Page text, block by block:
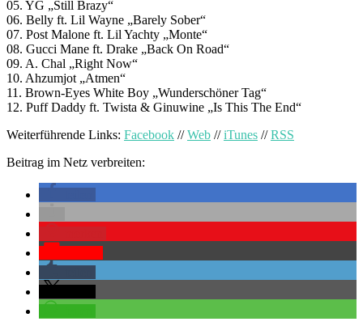
05. YG „Still Brazy“
06. Belly ft. Lil Wayne „Barely Sober“
07. Post Malone ft. Lil Yachty „Monte“
08. Gucci Mane ft. Drake „Back On Road“
09. A. Chal „Right Now“
10. Ahzumjot „Atmen“
11. Brown-Eyes White Boy „Wunderschöner Tag“
12. Puff Daddy ft. Twista & Ginuwine „Is This The End“
Weiterführende Links: Facebook //Web //iTunes //RSS
Beitrag im Netz verbreiten: